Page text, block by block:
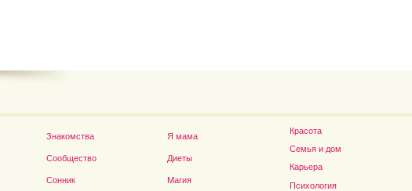
Знакомства
Сообщество
Сонник
Я мама
Диеты
Магия
Красота
Семья и дом
Карьера
Психология